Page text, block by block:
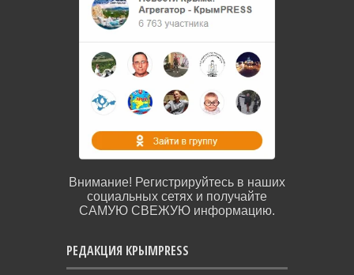
Внимание! Регистрируйтесь в наших
социальных сетях и получайте
САМУЮ СВЕЖУЮ информацию.
РЕДАКЦИЯ КРЫМPRESS